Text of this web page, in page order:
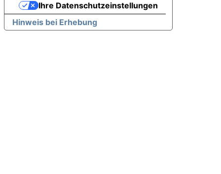
Hinweis bei Erhebung
Ihre Datenschutzeinstellungen